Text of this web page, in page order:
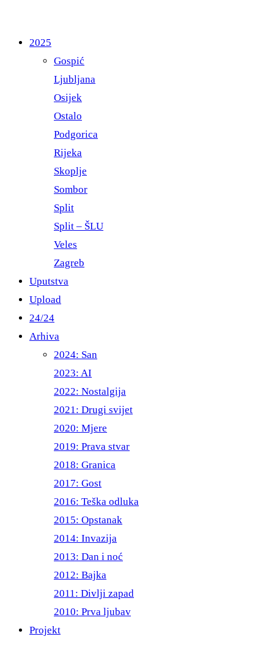
2025
Gospić
Ljubljana
Osijek
Ostalo
Podgorica
Rijeka
Skoplje
Sombor
Split
Split – ŠLU
Veles
Zagreb
Uputstva
Upload
24/24
Arhiva
2024: San
2023: AI
2022: Nostalgija
2021: Drugi svijet
2020: Mjere
2019: Prava stvar
2018: Granica
2017: Gost
2016: Teška odluka
2015: Opstanak
2014: Invazija
2013: Dan i noć
2012: Bajka
2011: Divlji zapad
2010: Prva ljubav
Projekt